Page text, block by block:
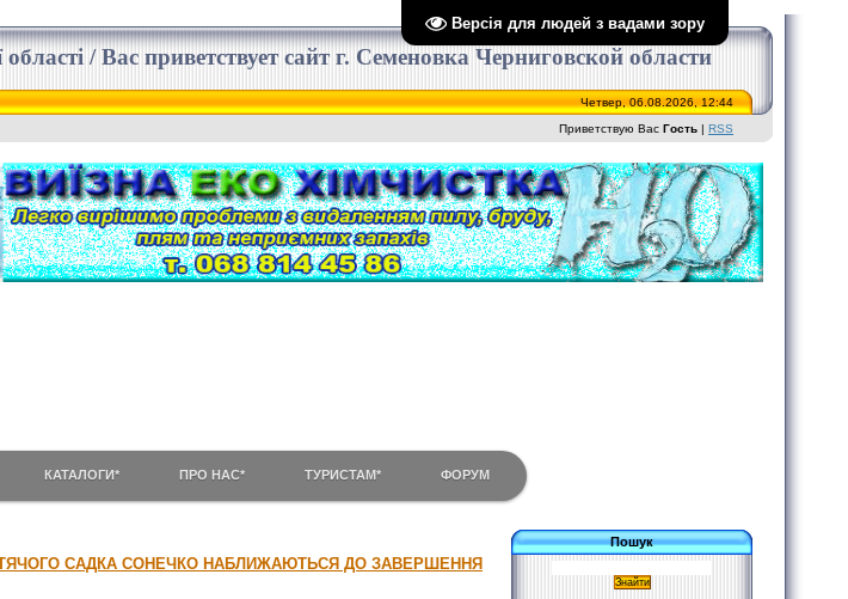
Версія для людей з вадами зору
області / Вас приветствует сайт г. Семеновка Черниговской области
Четвер, 06.08.2026, 12:44
Приветствую Вас Гость | RSS
КАТАЛОГИ* ПРО НАС* ТУРИСТАМ* ФОРУМ
САДКА СОНЕЧКО НАБЛИЖАЮТЬСЯ ДО ЗАВЕРШЕННЯ
Пошук